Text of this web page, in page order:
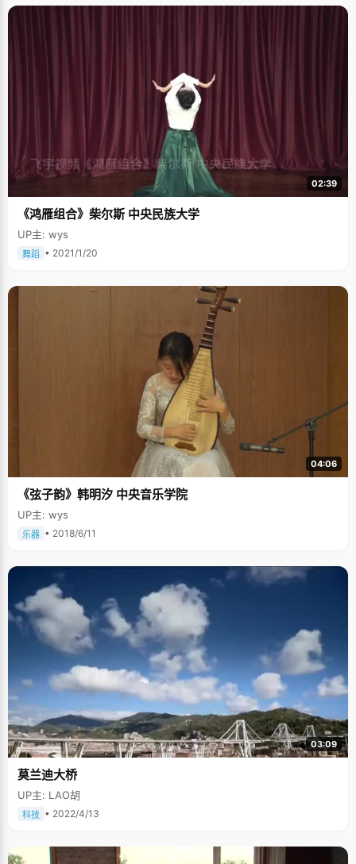
02:39
《鸿雁组合》柴尔斯 中央民族大学
UP主: wys
舞蹈 • 2021/1/20
04:06
《弦子韵》韩明汐 中央音乐学院
UP主: wys
乐器 • 2018/6/11
03:09
莫兰迪大桥
UP主: LAO胡
科技 • 2022/4/13